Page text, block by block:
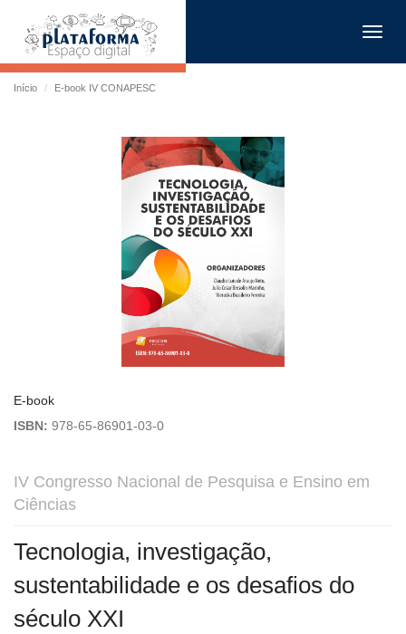
Início E-book IV CONAPESC
E-book
ISBN: 978-65-86901-03-0
IV Congresso Nacional de Pesquisa e Ensino em
Ciências
Tecnologia, investigação,
sustentabilidade e os desafios do
século XXI